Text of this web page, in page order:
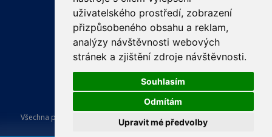
uživatelského prostředí, zobrazení
přizpůsobeného obsahu a reklam,
analýzy návštěvnosti webových
stránek a zjištění zdroje návštěvnosti.
Souhlasím
Odmítám
Upravit mé předvolby
PRO VEŘEJNOST
VZDĚLÁVÁNÍ
Všechna práva vyhrazena Česká lékařská komora. Tvorba a provoz
ISSA CZECH s.r.o..